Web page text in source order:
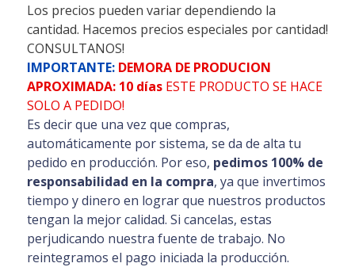
Los precios pueden variar dependiendo la
cantidad. Hacemos precios especiales por cantidad!
CONSULTANOS!
IMPORTANTE: DEMORA DE PRODUCION
APROXIMADA: 10 días ESTE PRODUCTO SE HACE
SOLO A PEDIDO!
Es decir que una vez que compras,
automáticamente por sistema, se da de alta tu
pedido en producción. Por eso, pedimos 100% de
responsabilidad en la compra, ya que invertimos
tiempo y dinero en lograr que nuestros productos
tengan la mejor calidad. Si cancelas, estas
perjudicando nuestra fuente de trabajo. No
reintegramos el pago iniciada la producción.